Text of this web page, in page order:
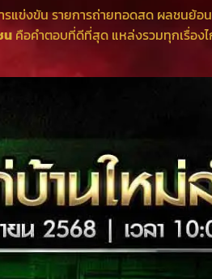
ข่งขัน รายการถ่ายทอดสด ผลชนย้อ
น คือคำตอบที่ดีที่สุด แหล่งรวมทุกเรื่อง